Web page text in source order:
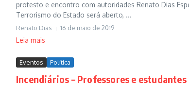
protesto e encontro com autoridades Renato Dias
Terrorismo do Estado será aberto, ...
Renato Dias 16 de maio de 2019
Leia mais
Eventos Política
Incendiários – Professores e